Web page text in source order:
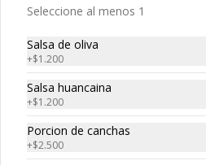
Maguro roll
Atun, palta, queso
$5.320$7.600
Seleccione al menos 1
Salsa de oliva
+$1.200
Salsa huancaina
+$1.200
Porcion de canchas
+$2.500